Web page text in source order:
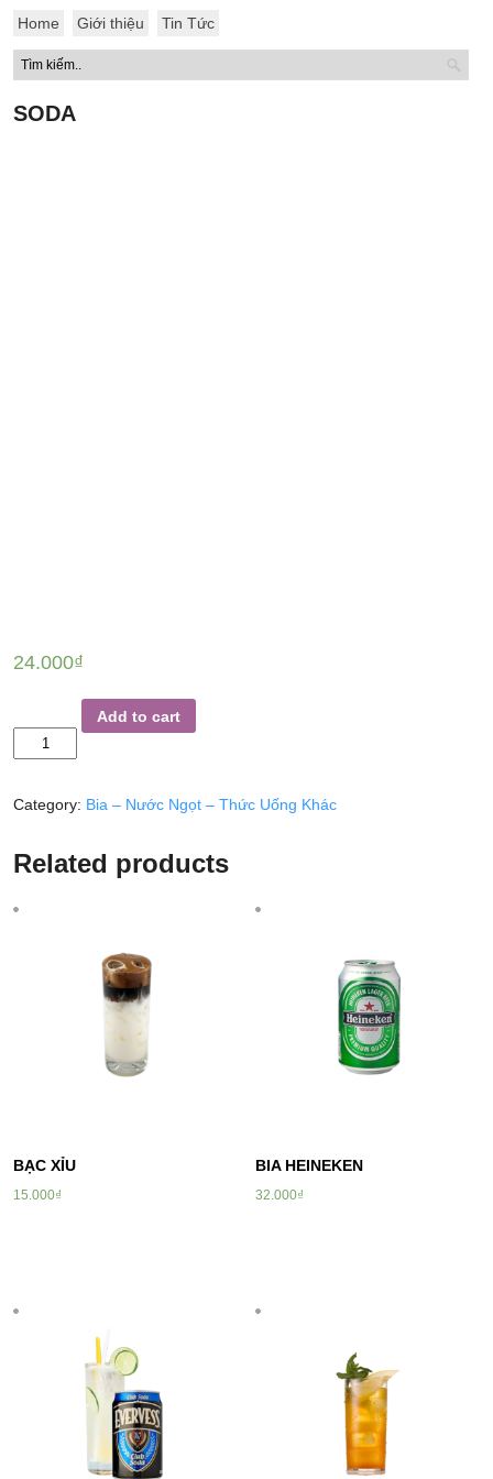
Home Giới thiệu Tin Tức
SODA
24.000₫
quantity
Add to cart
Category: Bia – Nước Ngọt – Thức Uống Khác
Related products
BẠC XỈU
15.000₫
BIA HEINEKEN
32.000₫